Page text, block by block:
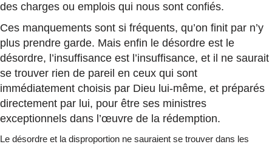
des charges ou emplois qui nous sont confiés.
Ces manquements sont si fréquents, qu’on finit par n’y
plus prendre garde. Mais enfin le désordre est le
désordre, l’insuffisance est l’insuffisance, et il ne saurait
se trouver rien de pareil en ceux qui sont
immédiatement choisis par Dieu lui-même, et préparés
directement par lui, pour être ses ministres
exceptionnels dans l’œuvre de la rédemption.
Le désordre et la disproportion ne sauraient se trouver dans les